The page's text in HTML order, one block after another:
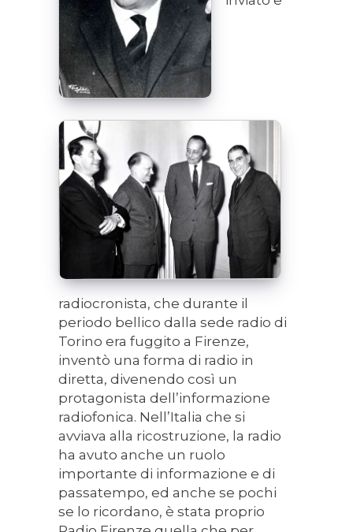
radiocronista, che durante il
periodo bellico dalla sede radio di
Torino era fuggito a Firenze,
inventò una forma di radio in
diretta, divenendo così un
protagonista dell’informazione
radiofonica. Nell’Italia che si
avviava alla ricostruzione, la radio
ha avuto anche un ruolo
importante di informazione e di
passatempo, ed anche se pochi
se lo ricordano, è stata proprio